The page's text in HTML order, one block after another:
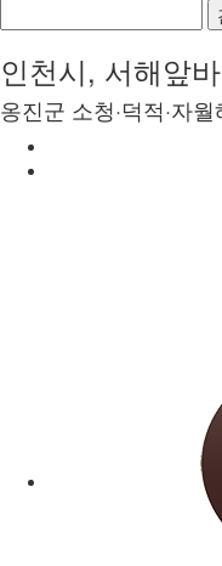
인천시, 서해앞
옹진군 소청·덕적·자